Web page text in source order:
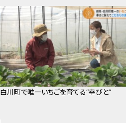
白川町で唯一いちごを育てる“幸びと”